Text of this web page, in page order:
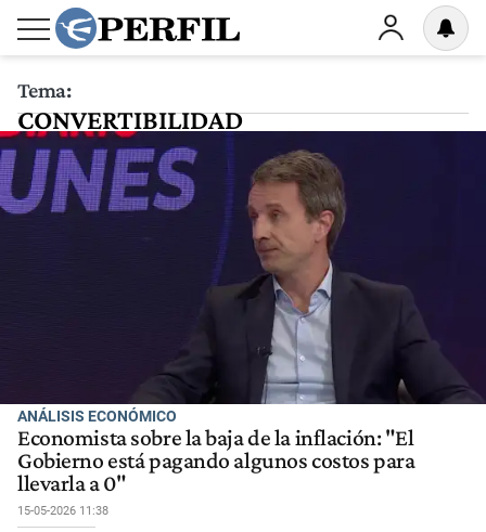
Tema:
CONVERTIBILIDAD
ANÁLISIS ECONÓMICO
Economista sobre la baja de la inflación: "El
Gobierno está pagando algunos costos para
llevarla a 0"
15-05-2026 11:38